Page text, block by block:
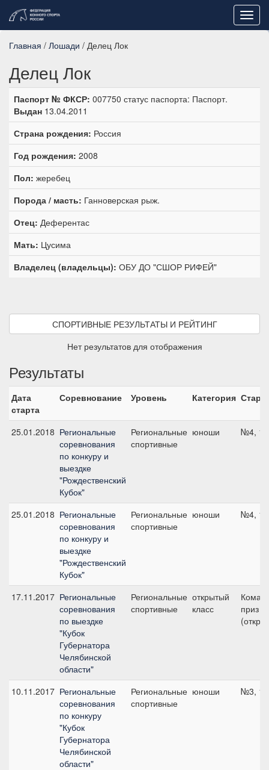
Главная / Лошади / Делец Лок
Делец Лок
Паспорт № ФКСР: 007750 статус паспорта: Паспорт.
Выдан 13.04.2011
Страна рождения: Россия
Год рождения: 2008
Пол: жеребец
Порода / масть: Ганноверская рыж.
Отец: Деферентас
Мать: Цусима
Владелец (владельцы): ОБУ ДО "СШОР РИФЕЙ"
СПОРТИВНЫЕ РЕЗУЛЬТАТЫ И РЕЙТИНГ
Нет результатов для отображения
Результаты
Дата
старта
Соревнование Уровень Категория Старт
25.01.2018 Региональные
соревнования
по конкуру и
выездке
"Рождественский
Кубок"
Региональные
спортивные
юноши №4,
25.01.2018 Региональные
соревнования
по конкуру и
выездке
"Рождественский
Кубок"
Региональные
спортивные
юноши №4,
17.11.2017 Региональные
соревнования
по выездке
"Кубок
Губернатора
Челябинской
области"
Региональные
спортивные
открытый
класс
приз -
10.11.2017 Региональные
соревнования
по конкуру
"Кубок
Губернатора
Челябинской
области"
Региональные
спортивные
юноши №3,